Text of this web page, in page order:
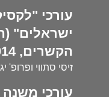
עורכי
ישראלים"
הקשרים, 2014):
זיסי סתווי ופרופ'
עורכי